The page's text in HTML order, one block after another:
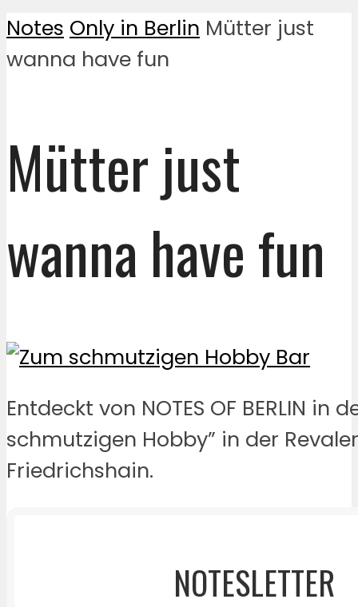
Notes Only in Berlin Mütter just
wanna have fun
Mütter just
wanna have fun
Entdeckt von NOTES OF BERLIN in
schmutzigen Hobby” in der
Friedrichshain.
NOTESLETTER